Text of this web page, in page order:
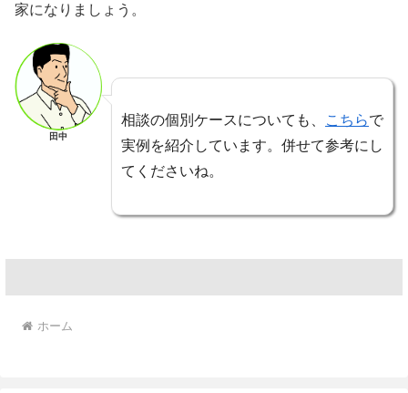
家になりましょう。
田中
相談の個別ケースについても、 こちらで
実例を紹介しています。併せて参考にし
てくださいね。
ホーム